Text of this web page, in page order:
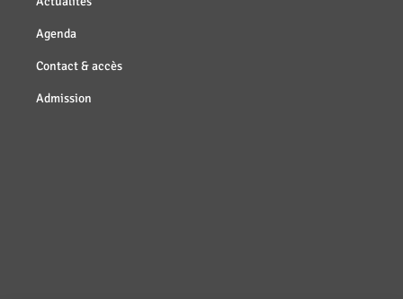
Agenda
Contact & accès
Admission